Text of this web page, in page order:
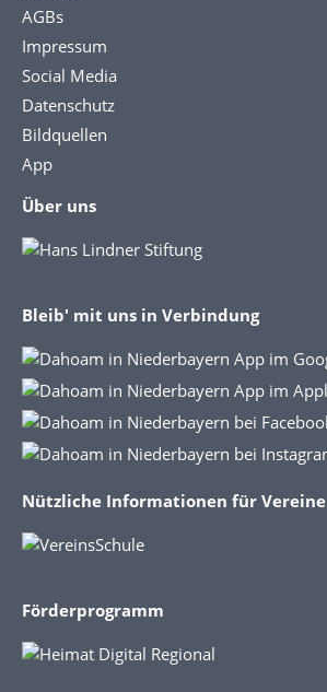
AGBs
Impressum
Social Media
Datenschutz
Bildquellen
App
Über uns
Bleib' mit uns in Verbindung
Nützliche Informationen für Vereine
Förderprogramm